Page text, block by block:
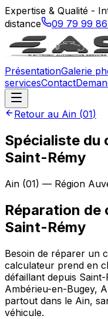
Expertise & Qualité -
distance
09 79 99
PrésentationGalerie
servicesContact
Retour au Ain (01)
Spécialiste du
Saint-Rémy
Ain (01) — Région
Réparation de
Saint-Rémy
Besoin de réparer un
calculateur prend en
défaillant depuis
Ambérieu-en-Bugey,
partout dans le Ain,
véhicule.